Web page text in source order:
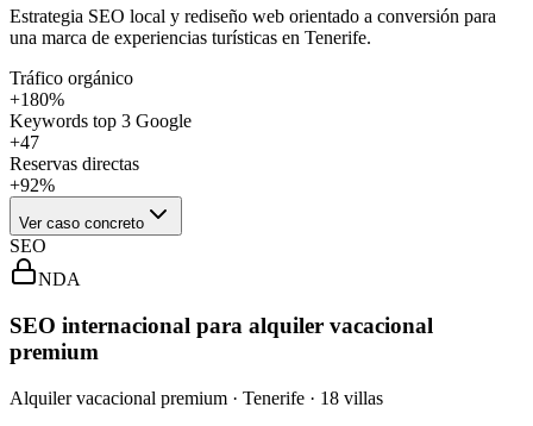
Estrategia SEO local y rediseño web orientado a conversión para
una marca de experiencias turísticas en Tenerife.
Tráfico orgánico
+180%
Keywords top 3 Google
+47
Reservas directas
+92%
Ver caso concreto
SEO
NDA
SEO internacional para alquiler vacacional
premium
Alquiler vacacional premium · Tenerife · 18 villas